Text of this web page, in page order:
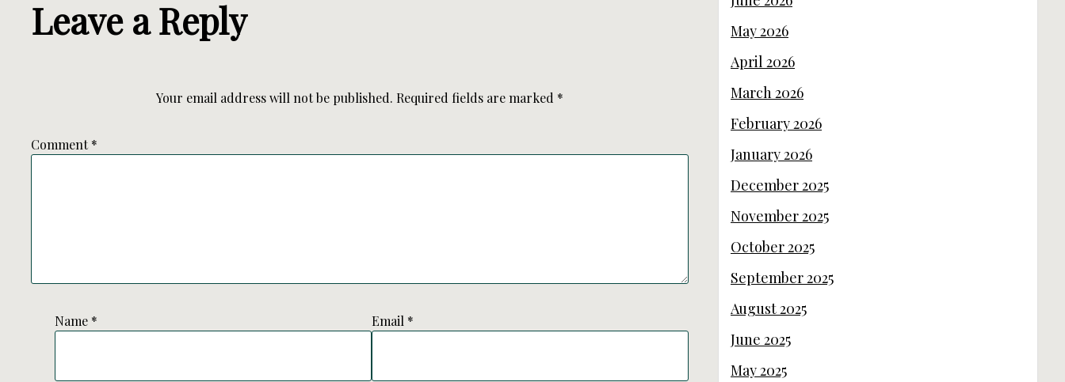
Leave a Reply
Your email address will not be published. Required fields are marked *
Comment*
Name * Email *
May 2026
April 2026
March 2026
February 2026
January 2026
December 2025
November 2025
October 2025
September 2025
August 2025
June 2025
May 2025